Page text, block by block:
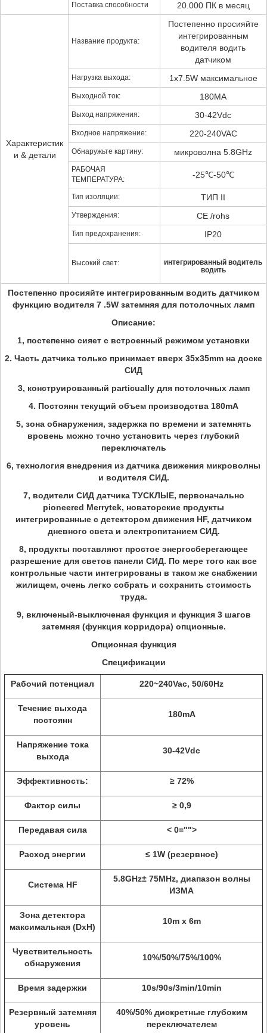
Поставка способности 20.000 ПК в месяц
Характеристик
и & детали
Название продукта:
Постепенно просияйте
интегрированным
водителя водить
датчиком
Нагрузка выхода: 1x7.5W максимальное
Выходной ток: 180MA
Выход напряжения: 30-42Vdc
Входное напряжение: 220-240VAC
Обнаружьте картину: микроволна 5.8GHz
РАБОЧАЯ
ТЕМПЕРАТУРА:
-25℃-50℃
Тип изоляции: ТИП II
Утверждения: CE /rohs
Тип предохранения: IP20
Высокий свет:
интегрированный водитель
водить
Постепенно просияйте интегрированным водить датчиком
функцию водителя 7 .5W затемняя для потолочных ламп
Описание:
1, постепенно сияет с встроенный режимом установки
2. Часть датчика только принимает вверх 35x35mm на доске
СИД
3, конструированный particually для потолочных ламп
4. Постоянн текущий объем производства 180mA
5, зона обнаружения, задержка по времени и затемнять
вровень можно точно установить через глубокий
переключатель
6, технология внедрения из датчика движения микроволны
и водителя СИД.
7, водители СИД датчика ТУСКЛЫЕ, первоначально
pioneered Merrytek, новаторские продукты
интегрированные с детектором движения HF, датчиком
дневного света и электропитанием СИД.
8, продукты поставляют простое энергосберегающее
разрешение для светов панели СИД. По мере того как все
контрольные части интегрированы в таком же снабжении
жилищем, очень легко собрать и сохранить стоимость
труда.
9, включеный-выключеная функция и функция 3 шагов
затемняя (функция корридора) опционные.
Опционная функция
Спецификации
Рабочий потенциал 220~240Vac, 50/60Hz
Течение выхода
постоянн
180mA
Напряжение тока
выхода
30-42Vdc
Эффективность: ≥ 72%
Фактор силы ≥ 0,9
Передавая сила < 0="">
Расход энергии ≤ 1W (резервное)
Система HF
5.8GHz± 75MHz, диапазон волны
ИЗМА
Зона детектора
максимальная (DxH)
10m x 6m
Чувствительность
обнаружения
10%/50%/75%/100%
Время задержки 10s/90s/3min/10min
Резервный затемняя
уровень
40%/50% дискретные глубоким
переключателем